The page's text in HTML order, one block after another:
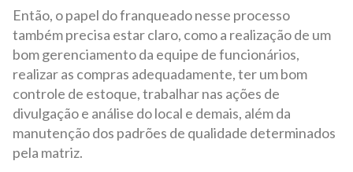
Então, o papel do franqueado nesse processo
também precisa estar claro, como a realização de um
bom gerenciamento da equipe de funcionários,
realizar as compras adequadamente, ter um bom
controle de estoque, trabalhar nas ações de
divulgação e análise do local e demais, além da
manutenção dos padrões de qualidade determinados
pela matriz.